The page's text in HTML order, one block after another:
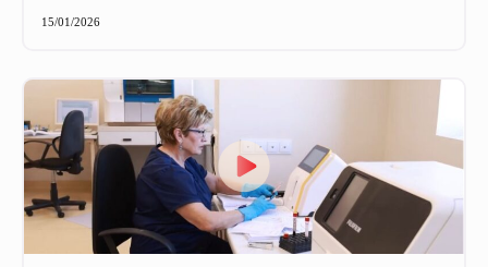
15/01/2026